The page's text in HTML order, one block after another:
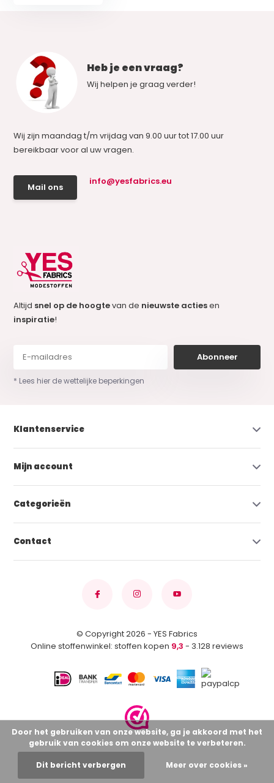
Heb je een vraag?
Wij helpen je graag verder!
Wij zijn maandag t/m vrijdag van 9.00 uur tot 17.00 uur
bereikbaar voor al uw vragen.
Mail ons
info@yesfabrics.eu
Altijd snel op de hoogtevan de nieuwste actiesen
inspiratie!
Abonneer
* Lees hier de wettelijke beperkingen
Klantenservice
Mijn account
Categorieën
Contact
© Copyright 2026 - YES Fabrics
Online stoffenwinkel: stoffen kopen 9,3 - 3.128 reviews
Door het gebruiken van onze website, ga je akkoord met het
gebruik van cookies om onze website te verbeteren.
Dit bericht verbergen Meer over cookies »